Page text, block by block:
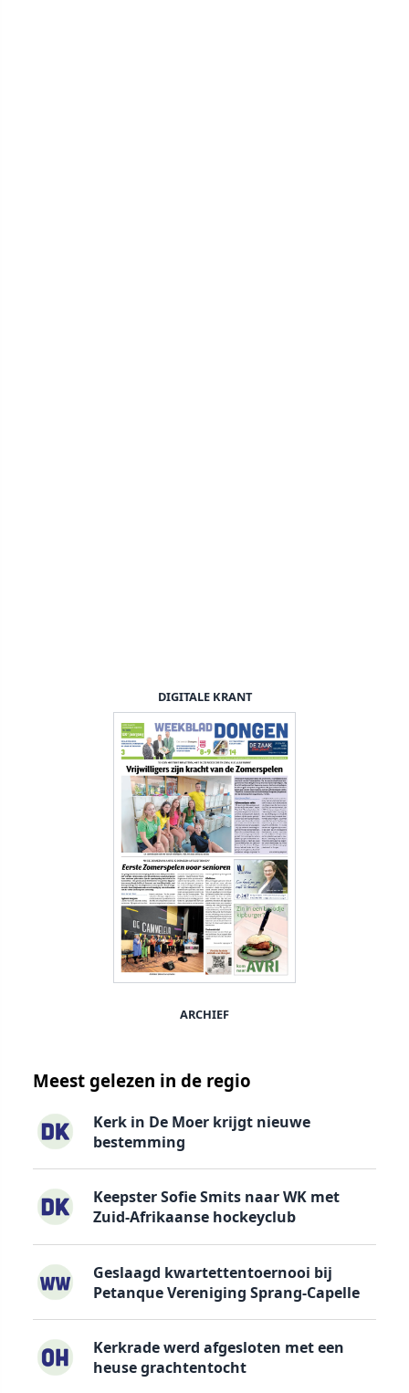
DIGITALE KRANT
ARCHIEF
Meest gelezen in de regio
Kerk in De Moer krijgt nieuwe
bestemming
Keepster Sofie Smits naar WK met
Zuid-Afrikaanse hockeyclub
Geslaagd kwartettentoernooi bij
Petanque Vereniging Sprang-Capelle
Kerkrade werd afgesloten met een
heuse grachtentocht